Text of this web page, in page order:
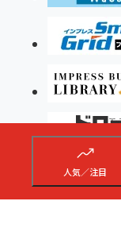
人気／注目